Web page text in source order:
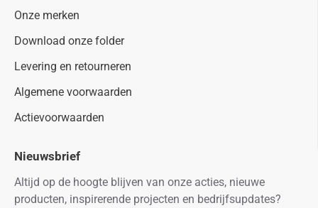
Onze merken
Download onze folder
Levering en retourneren
Algemene voorwaarden
Actievoorwaarden
Nieuwsbrief
Altijd op de hoogte blijven van onze acties, nieuwe
producten, inspirerende projecten en bedrijfsupdates?